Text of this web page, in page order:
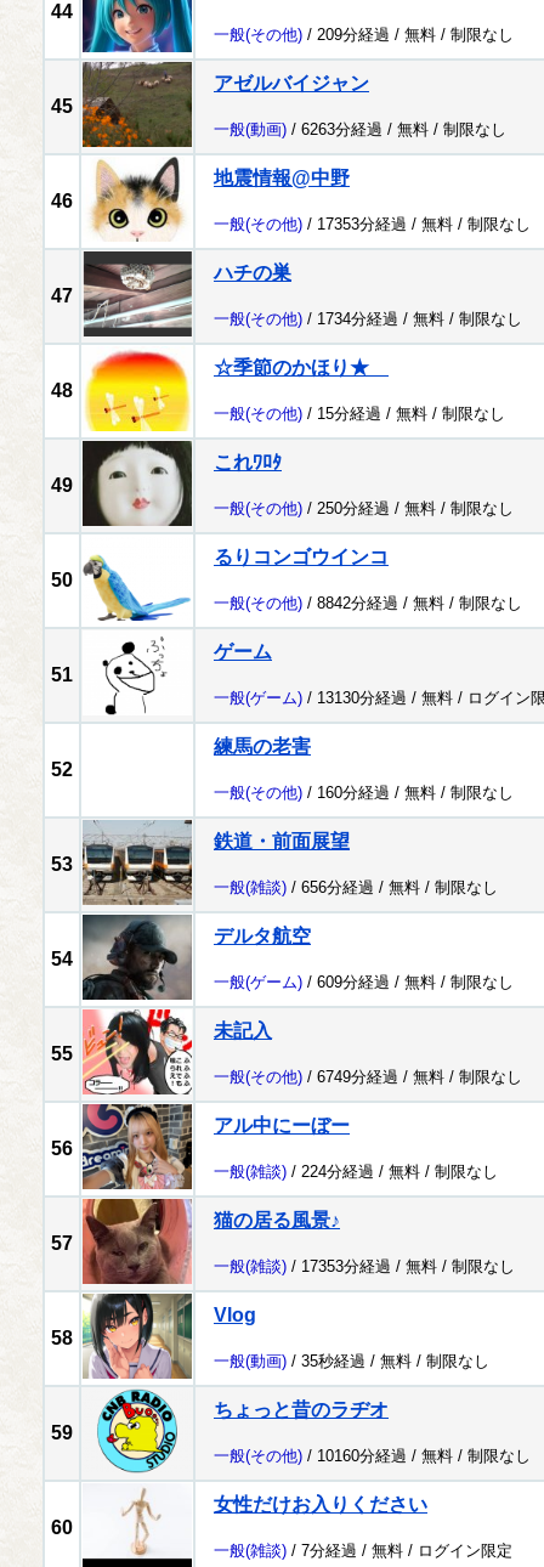
44
一般(その他) / 209分経過 / 無料 / 制限なし
45
アゼルバイジャン
一般(動画) / 6263分経過 / 無料 / 制限なし
46
地震情報@中野
一般(その他) / 17353分経過 / 無料 / 制限なし
47
ハチの巣
一般(その他) / 1734分経過 / 無料 / 制限なし
48
☆季節のかほり★
一般(その他) / 15分経過 / 無料 / 制限なし
49
これﾜﾛﾀ
一般(その他) / 250分経過 / 無料 / 制限なし
50
るりコンゴウインコ
一般(その他) / 8842分経過 / 無料 / 制限なし
51
ゲーム
一般(ゲーム) / 13130分経過 / 無料 / ログイン
52
練馬の老害
一般(その他) / 160分経過 / 無料 / 制限なし
53
鉄道・前面展望
一般(雑談) / 656分経過 / 無料 / 制限なし
54
デルタ航空
一般(ゲーム) / 609分経過 / 無料 / 制限なし
55
未記入
一般(その他) / 6749分経過 / 無料 / 制限なし
56
アル中にーぼー
一般(雑談) / 224分経過 / 無料 / 制限なし
57
猫の居る風景♪
一般(雑談) / 17353分経過 / 無料 / 制限なし
58
Vlog
一般(動画) / 35秒経過 / 無料 / 制限なし
59
ちょっと昔のラヂオ
一般(その他) / 10160分経過 / 無料 / 制限なし
60
女性だけお入りください
一般(雑談) / 7分経過 / 無料 / ログイン限定